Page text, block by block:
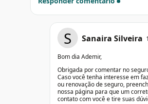
S Sanaira Silveira
Bom dia Ademir,
Obrigada por comentar no
Caso você tenha interesse em
ou renovação de seguro,
nossa página para que um
contato com você e tire suas